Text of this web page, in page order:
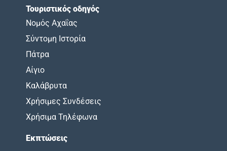
Τουριστικός οδηγός
Νομός Αχαΐας
Σύντομη Ιστορία
Πάτρα
Αίγιο
Καλάβρυτα
Χρήσιμες Συνδέσεις
Χρήσιμα Τηλέφωνα
Εκπτώσεις